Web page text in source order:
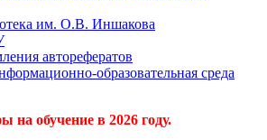
им. О.В. Иншакова
авторефератов
образовательная среда
на обучение в 2026 году.